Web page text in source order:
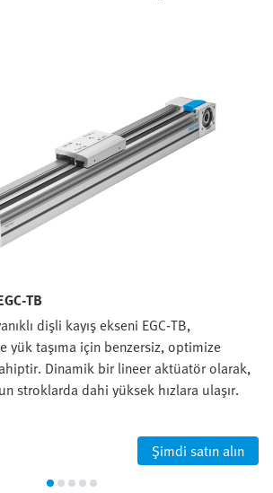
TB
dişli kayış ekseni EGC-TB,
yük taşıma için benzersiz, optimize
Dinamik bir lineer aktüatör olarak,
stroklarda dahi yüksek hızlara ulaşır.
Şimdi satın alın